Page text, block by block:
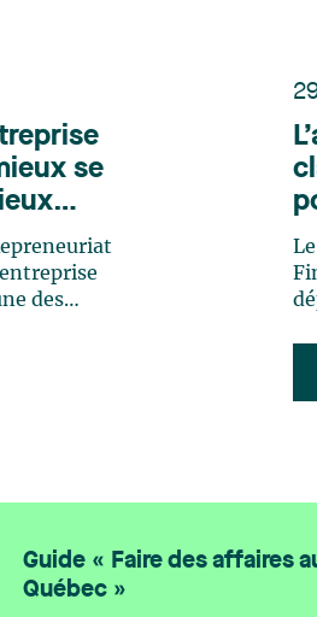
Guide « Faire des affaires
Québec »
se
des
sous-
de